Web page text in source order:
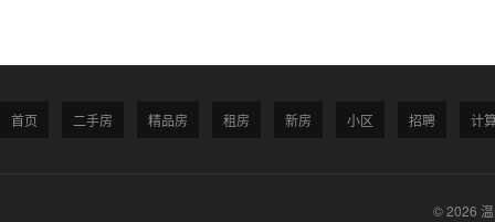
首页 二手房 精品房 租房 新房 小区 招聘 计
© 2026